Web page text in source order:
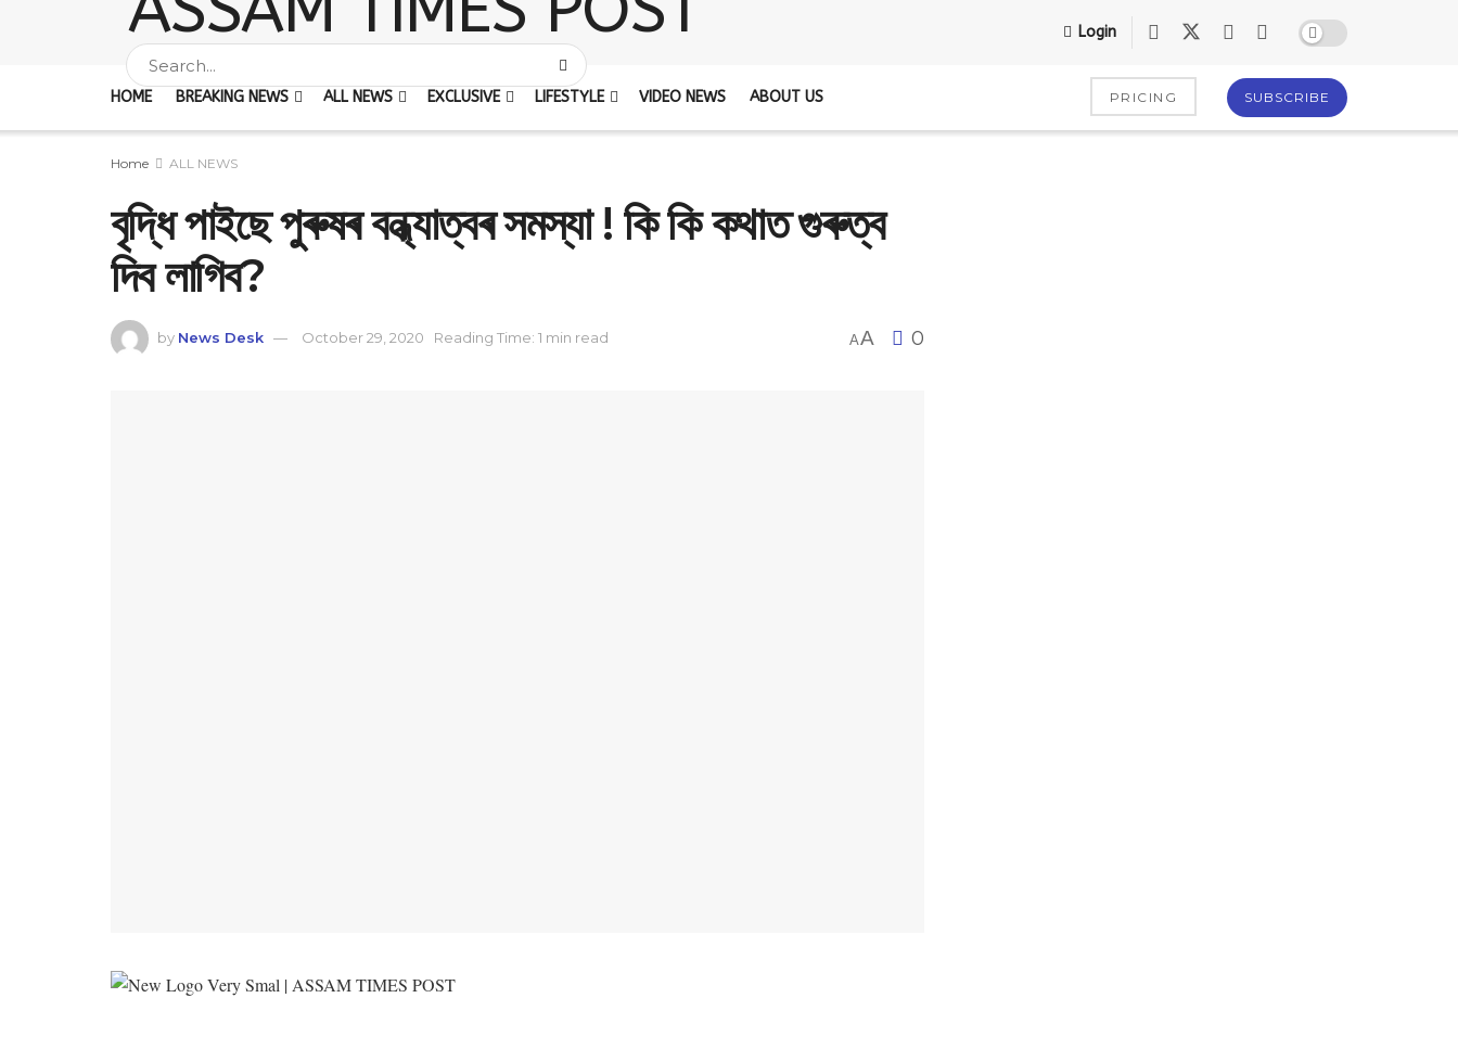
Login
HOME BREAKING NEWS ALL NEWS EXCLUSIVE LIFESTYLE VIDEO NEWS ABOUT US PRICING SUBSCRIBE
Home ALL NEWS
বৃদ্ধি পাইছে পুৰুষৰ বন্ধ্যাত্বৰ সমস্যা ! কি কি কথাত গুৰুত্ব
দিব লাগিব?
by News Desk October 29, 2020 Reading Time: 1 min read AA 0